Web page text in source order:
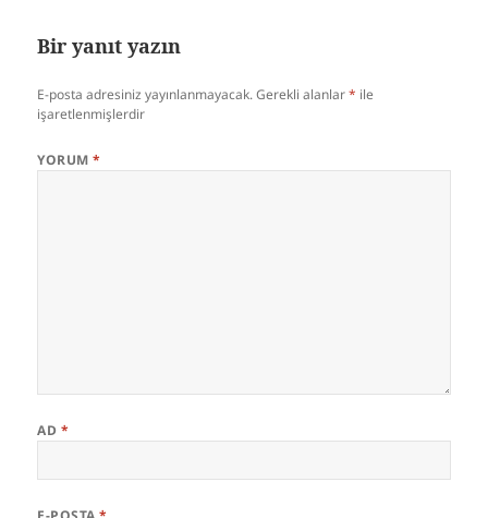
Bir yanıt yazın
E-posta adresiniz yayınlanmayacak. Gerekli alanlar* ile
işaretlenmişlerdir
YORUM*
AD *